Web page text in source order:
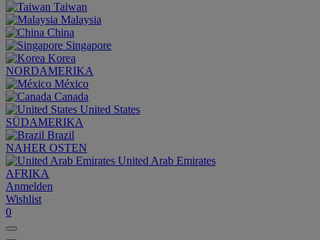
Taiwan
Malaysia
China
Singapore
Korea
NORDAMERIKA
México
Canada
United States
SÜDAMERIKA
Brazil
NAHER OSTEN
United Arab Emirates
AFRIKA
Anmelden
Wishlist
0